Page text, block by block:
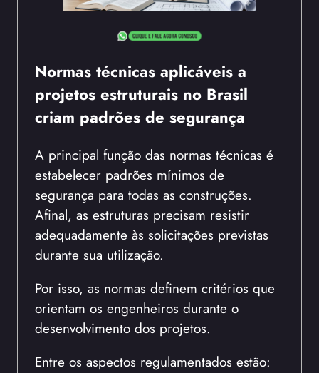
Normas técnicas aplicáveis a
projetos estruturais no Brasil
criam padrões de segurança
A principal função das normas técnicas é
estabelecer padrões mínimos de
segurança para todas as construções.
Afinal, as estruturas precisam resistir
adequadamente às solicitações previstas
durante sua utilização.
Por isso, as normas definem critérios que
orientam os engenheiros durante o
desenvolvimento dos projetos.
Entre os aspectos regulamentados estão: